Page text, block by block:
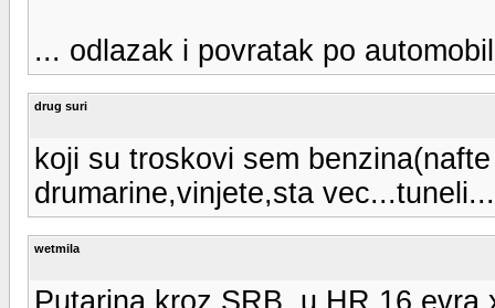
... odlazak i povratak po
drug suri
koji su troskovi sem
drumarine,vinjete,sta
wetmila
Putarina kroz SRB, u HR 16